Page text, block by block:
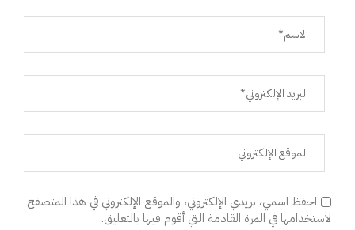
احفظ اسمي، بريدي الإلكتروني، والموقع الإلكتروني في هذا المتصفح
لاستخدامها في المرة القادمة التي أقوم فيها بالتعليق.